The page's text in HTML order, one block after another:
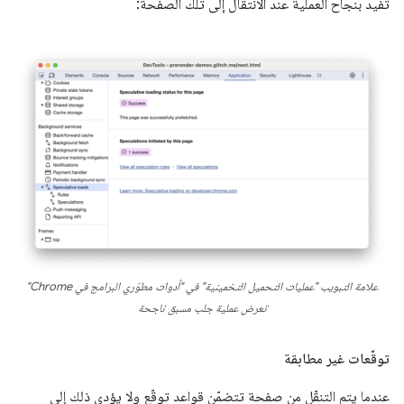
تفيد بنجاح العملية عند الانتقال إلى تلك الصفحة:
علامة التبويب "عمليات التحميل التخمينية" في "أدوات مطوّري البرامج في Chrome"
تعرض عملية جلب مسبق ناجحة
توقّعات غير مطابقة
عندما يتم التنقّل من صفحة تتضمّن قواعد توقّع ولا يؤدي ذلك إلى